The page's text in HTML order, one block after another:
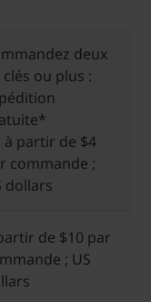
deux
clés ou plus :
à partir de $4
commande ;
dollars
de $10 par
; US